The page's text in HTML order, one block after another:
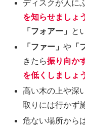
ディスクが人に
を知らせましょ
「フォアー」
と
「ファー」や 「
きたら振り向か
を低くしましょ
高い木の上や深
取りには行かず
危ない場所から